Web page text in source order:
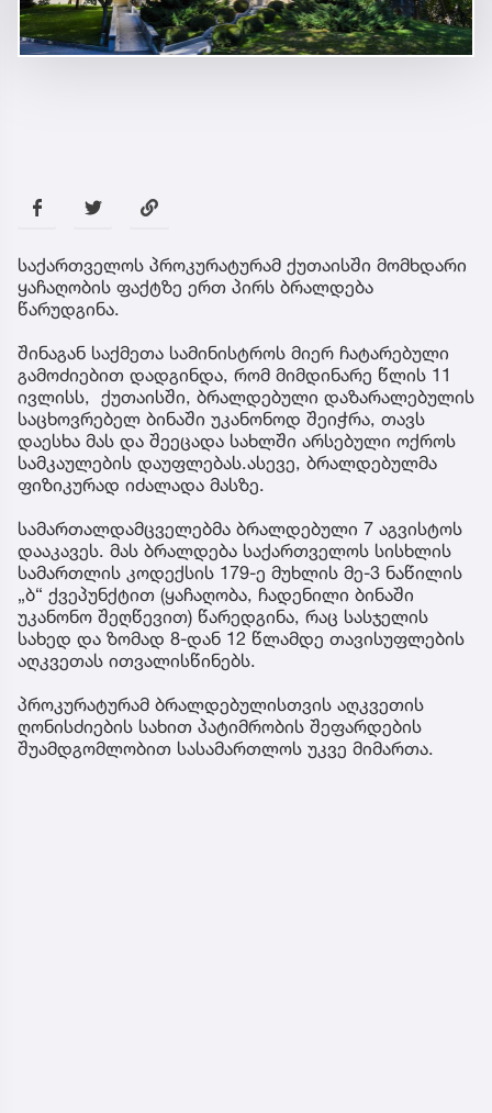
საქართველოს პროკურატურამ ქუთაისში მომხდარი
ყაჩაღობის ფაქტზე ერთ პირს ბრალდება
წარუდგინა.
შინაგან საქმეთა სამინისტროს მიერ ჩატარებული
გამოძიებით დადგინდა, რომ მიმდინარე წლის 11
ივლისს, ქუთაისში, ბრალდებული დაზარალებულის
საცხოვრებელ ბინაში უკანონოდ შეიჭრა, თავს
დაესხა მას და შეეცადა სახლში არსებული ოქროს
სამკაულების დაუფლებას.ასევე, ბრალდებულმა
ფიზიკურად იძალადა მასზე.
სამართალდამცველებმა ბრალდებული 7 აგვისტოს
დააკავეს. მას ბრალდება საქართველოს სისხლის
სამართლის კოდექსის 179-ე მუხლის მე-3 ნაწილის
„ბ“ ქვეპუნქტით (ყაჩაღობა, ჩადენილი ბინაში
უკანონო შეღწევით) წარედგინა, რაც სასჯელის
სახედ და ზომად 8-დან 12 წლამდე თავისუფლების
აღკვეთას ითვალისწინებს.
პროკურატურამ ბრალდებულისთვის აღკვეთის
ღონისძიების სახით პატიმრობის შეფარდების
შუამდგომლობით სასამართლოს უკვე მიმართა.